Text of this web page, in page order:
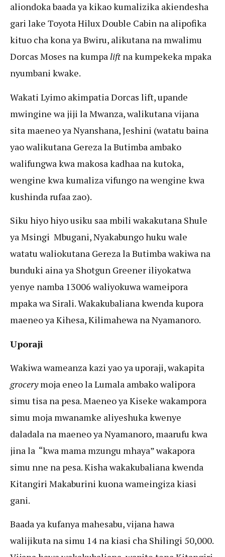
aliondoka baada ya kikao kumalizika akiendesha
gari lake Toyota Hilux Double Cabin na alipofika
kituo cha kona ya Bwiru, alikutana na mwalimu
Dorcas Moses na kumpa liftna kumpekeka mpaka
nyumbani kwake.
Wakati Lyimo akimpatia Dorcas lift, upande
mwingine wa jiji la Mwanza, walikutana vijana
sita maeneo ya Nyanshana, Jeshini (watatu baina
yao walikutana Gereza la Butimba ambako
walifungwa kwa makosa kadhaa na kutoka,
wengine kwa kumaliza vifungo na wengine kwa
kushinda rufaa zao).
Siku hiyo hiyo usiku saa mbili wakakutana Shule
ya Msingi Mbugani, Nyakabungo huku wale
watatu waliokutana Gereza la Butimba wakiwa na
bunduki aina ya Shotgun Greener iliyokatwa
yenye namba 13006 waliyokuwa wameipora
mpaka wa Sirali. Wakakubaliana kwenda kupora
maeneo ya Kihesa, Kilimahewa na Nyamanoro.
Uporaji
Wakiwa wameanza kazi yao ya uporaji, wakapita
grocerymoja eneo la Lumala ambako walipora
simu tisa na pesa. Maeneo ya Kiseke wakampora
simu moja mwanamke aliyeshuka kwenye
daladala na maeneo ya Nyamanoro, maarufu kwa
jina la “kwa mama mzungu mhaya” wakapora
simu nne na pesa. Kisha wakakubaliana kwenda
Kitangiri Makaburini kuona wameingiza kiasi
gani.
Baada ya kufanya mahesabu, vijana hawa
walijikuta na simu 14 na kiasi cha Shilingi 50,000.